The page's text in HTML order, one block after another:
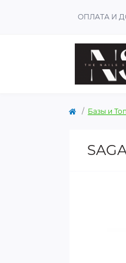
ОПЛАТА И
Базы и